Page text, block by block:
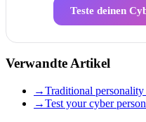
Teste deinen
Verwandte Artikel
→Traditional
→Test your cyber